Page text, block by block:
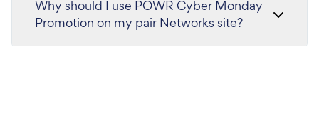
Why should I use POWR Cyber Monday
Promotion on my pair Networks site?